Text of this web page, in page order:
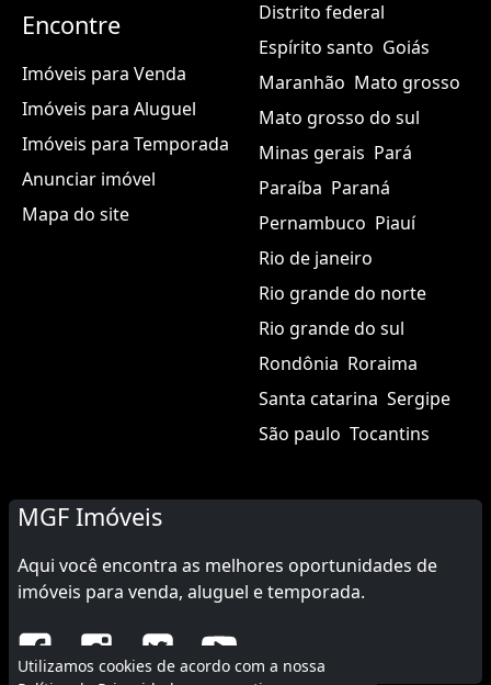
Encontre
Imóveis para Venda
Imóveis para Aluguel
Imóveis para Temporada
Anunciar imóvel
Mapa do site
Distrito federal
Espírito santo Goiás
Maranhão Mato grosso
Mato grosso do sul
Minas gerais Pará
Paraíba Paraná
Pernambuco Piauí
Rio de janeiro
Rio grande do norte
Rio grande do sul
Rondônia Roraima
Santa catarina Sergipe
São paulo Tocantins
MGF Imóveis
Aqui você encontra as melhores oportunidades de
imóveis para venda, aluguel e temporada.
Utilizamos cookies de acordo com a nossa